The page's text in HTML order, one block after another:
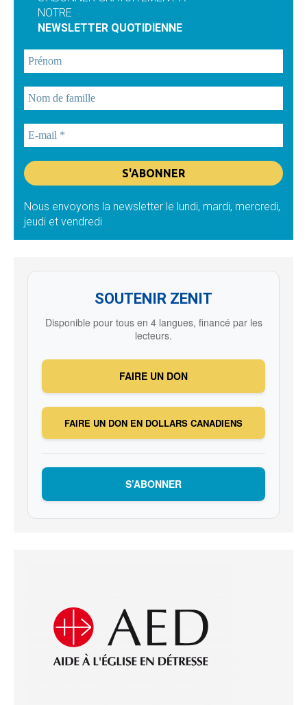
NOTRE
NEWSLETTER QUOTIDIENNE
Nous envoyons la newsletter le lundi, mardi, mercredi,
jeudi et vendredi
SOUTENIR ZENIT
Disponible pour tous en 4 langues, financé par les
lecteurs.
FAIRE UN DON
FAIRE UN DON EN DOLLARS CANADIENS
S’ABONNER